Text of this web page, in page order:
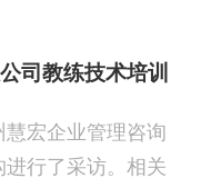
司教练技术培训
宏企业管理咨询
行了采访。相关